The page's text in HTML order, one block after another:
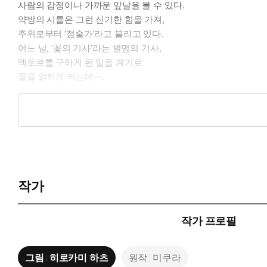
사람의 감정이나 가까운 앞날을 볼 수 있다.
약방의 시를은 그런 신기한 힘을 가져,
주위로부터 ‘점술가’라고 불리고 있다.
어느 날, ‘꽃의 기사’라는 별명의 기사,
엑토르를 구하게 된 일을 계기로
둘을 얽히게 되는데—.
작가
작가 프로필
그림 히로카미 하츠 원작 미쿠라